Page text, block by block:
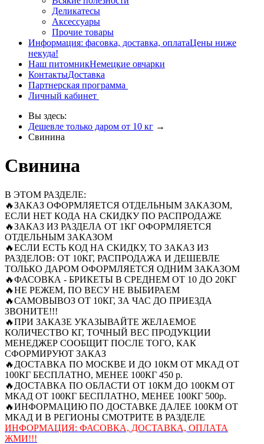
Деликатесы
Аксессуары
Прочие товары
Информация: фасовка, доставка, оплатаЦены ниже
некуда!
Наш питомникНемецкие овчарки
КонтактыДоставка
Партнерская программа
Личный кабинет
Вы здесь:
Дешевле только даром от 10 кг →
Свинина
Свинина
В ЭТОМ РАЗДЕЛЕ:
🔥ЗАКАЗ ОФОРМЛЯЕТСЯ ОТДЕЛЬНЫМ ЗАКАЗОМ,
ЕСЛИ НЕТ КОДА НА СКИДКУ ПО РАСПРОДАЖЕ
🔥ЗАКАЗ ИЗ РАЗДЕЛА ОТ 1КГ ОФОРМЛЯЕТСЯ
ОТДЕЛЬНЫМ ЗАКАЗОМ
🔥ЕСЛИ ЕСТЬ КОД НА СКИДКУ, ТО ЗАКАЗ ИЗ
РАЗДЕЛОВ: ОТ 10КГ, РАСПРОДАЖА И ДЕШЕВЛЕ
ТОЛЬКО ДАРОМ ОФОРМЛЯЕТСЯ ОДНИМ ЗАКАЗОМ
🔥ФАСОВКА - БРИКЕТЫ В СРЕДНЕМ ОТ 10 ДО 20КГ
🔥НЕ РЕЖЕМ, ПО ВЕСУ НЕ ВЫБИРАЕМ
🔥САМОВЫВОЗ ОТ 10КГ, ЗА ЧАС ДО ПРИЕЗДА
ЗВОНИТЕ!!!
🔥ПРИ ЗАКАЗЕ УКАЗЫВАЙТЕ ЖЕЛАЕМОЕ
КОЛИЧЕСТВО КГ, ТОЧНЫЙ ВЕС ПРОДУКЦИИ
МЕНЕДЖЕР СООБЩИТ ПОСЛЕ ТОГО, КАК
СФОРМИРУЮТ ЗАКАЗ
🔥ДОСТАВКА ПО МОСКВЕ И ДО 10КМ ОТ МКАД ОТ
100КГ БЕСПЛАТНО, МЕНЕЕ 100КГ 450 р.
🔥ДОСТАВКА ПО ОБЛАСТИ ОТ 10КМ ДО 100КМ ОТ
МКАД ОТ 100КГ БЕСПЛАТНО, МЕНЕЕ 100КГ 500р.
🔥ИНФОРМАЦИЮ ПО ДОСТАВКЕ ДАЛЕЕ 100КМ ОТ
МКАД И В РЕГИОНЫ СМОТРИТЕ В РАЗДЕЛЕ
ИНФОРМАЦИЯ: ФАСОВКА, ДОСТАВКА, ОПЛАТА
ЖМИ!!!